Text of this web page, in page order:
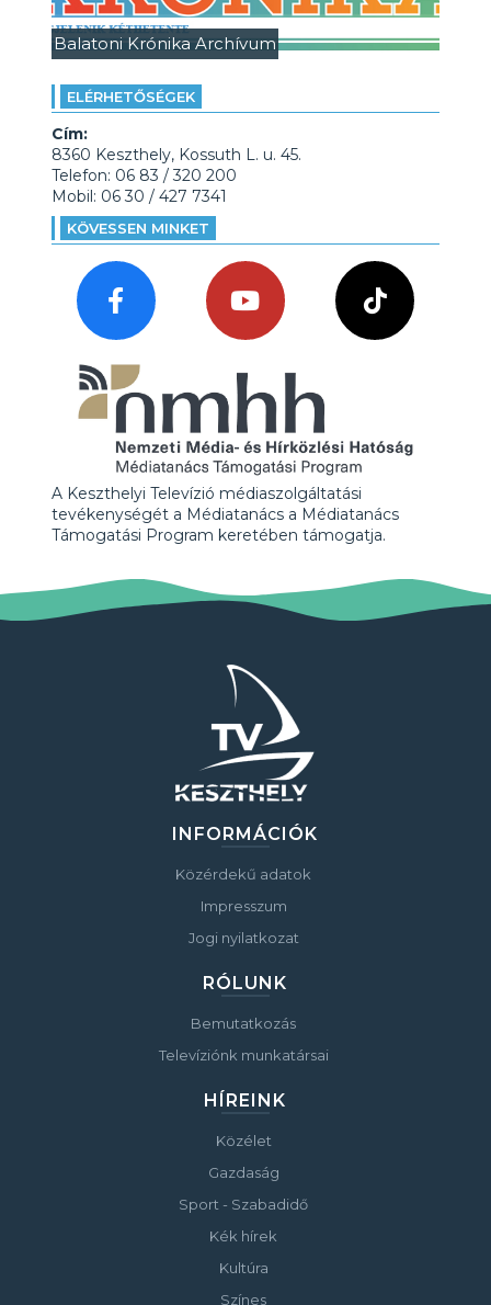
Balatoni Krónika Archívum
ELÉRHETŐSÉGEK
Cím:
8360 Keszthely, Kossuth L. u. 45.
Telefon: 06 83 / 320 200
Mobil: 06 30 / 427 7341
KÖVESSEN MINKET
A Keszthelyi Televízió médiaszolgáltatási
tevékenységét a Médiatanács a Médiatanács
Támogatási Program keretében támogatja.
INFORMÁCIÓK
Közérdekű adatok
Impresszum
Jogi nyilatkozat
RÓLUNK
Bemutatkozás
Televíziónk munkatársai
HÍREINK
Közélet
Gazdaság
Sport - Szabadidő
Kék hírek
Kultúra
Színes